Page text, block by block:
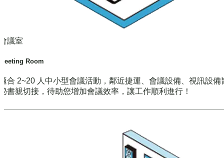
議室
Room
合 2~20 人中小型會議活動，鄰近捷運、會議設備、視訊設備
書親切接，待助您增加會議效率，讓工作順利進行！